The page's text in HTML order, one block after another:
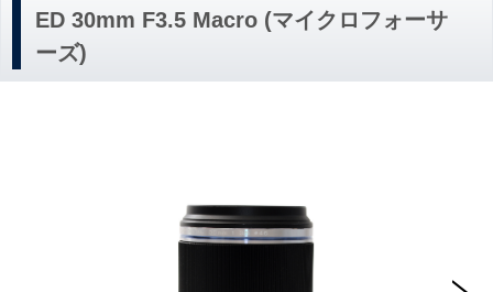
ED 30mm F3.5 Macro (マイクロフォーサ
ーズ)